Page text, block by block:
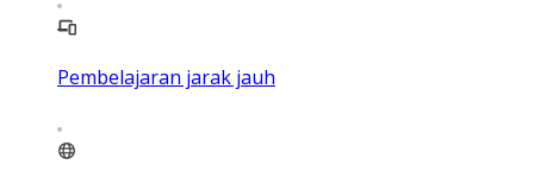
Pembelajaran jarak jauh